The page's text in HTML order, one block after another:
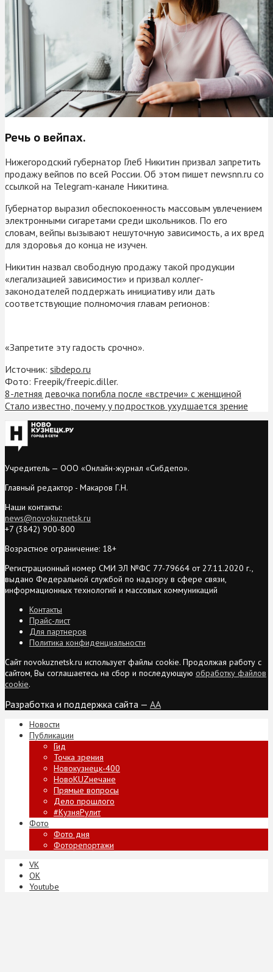
Речь о вейпах.
Нижегородский губернатор Глеб Никитин призвал запретить
продажу вейпов по всей России. Об этом пишет newsnn.ru со
ссылкой на Telegram-канале Никитина.
Губернатор выразил обеспокоенность массовым увлечением
электронными сигаретами среди школьников. По его
словам, вейпы вызывают нешуточную зависимость, а их вред
для здоровья до конца не изучен.
Никитин назвал свободную продажу такой продукции
«легализацией зависимости» и призвал коллег-
законодателей поддержать инициативу или дать
соответствующие полномочия главам регионов:
«Запретите эту гадость срочно».
Источник: sibdepo.ru
Фото: Freepik/freepic.diller.
8-летняя девочка погибла после «встречи» с женщиной
Стало известно, почему у подростков ухудшается зрение
Учредитель — ООО «Онлайн-журнал «Сибдепо».
Главный редактор - Макаров Г.Н.
Наши контакты:
news@novokuznetsk.ru
+7 (3842) 900-800
Возрастное ограничение: 18+
Регистрационный номер СМИ ЭЛ №ФС 77-79664 от 27.11.2020 г.,
выдано Федеральной службой по надзору в сфере связи,
информационных технологий и массовых коммуникаций
Контакты
Прайс-лист
Для партнеров
Политика конфиденциальности
Сайт novokuznetsk.ru использует файлы cookie. Продолжая работу с
сайтом, Вы соглашаетесь на сбор и последующую обработку файлов
cookie.
Разработка и поддержка сайта — AA
Новости
Публикации
Гид
Точка зрения
Новокузнецк-400
НовоKUZнечане
Прямые вопросы
Дело прошлого
#КузняРулит
Фото
Фото дня
Фоторепортажи
VK
ОК
Youtube